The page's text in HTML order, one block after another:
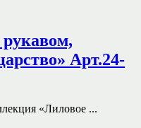
Арт.24-
«Лиловое ...